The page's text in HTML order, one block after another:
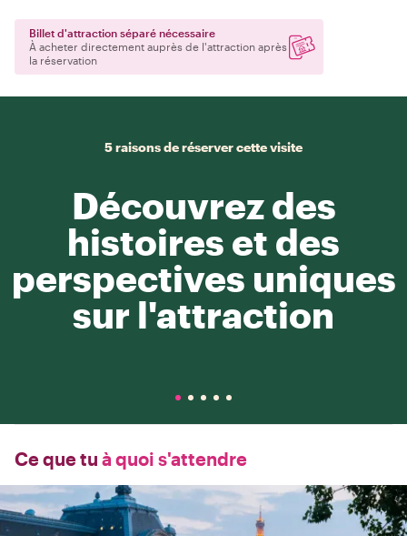
Billet d'attraction séparé nécessaire
À acheter directement auprès de l'attraction après
la réservation
5 raisons de réserver cette visite
Découvrez des
histoires et des
perspectives uniques
sur l'attraction
Ce que tu à quoi s'attendre